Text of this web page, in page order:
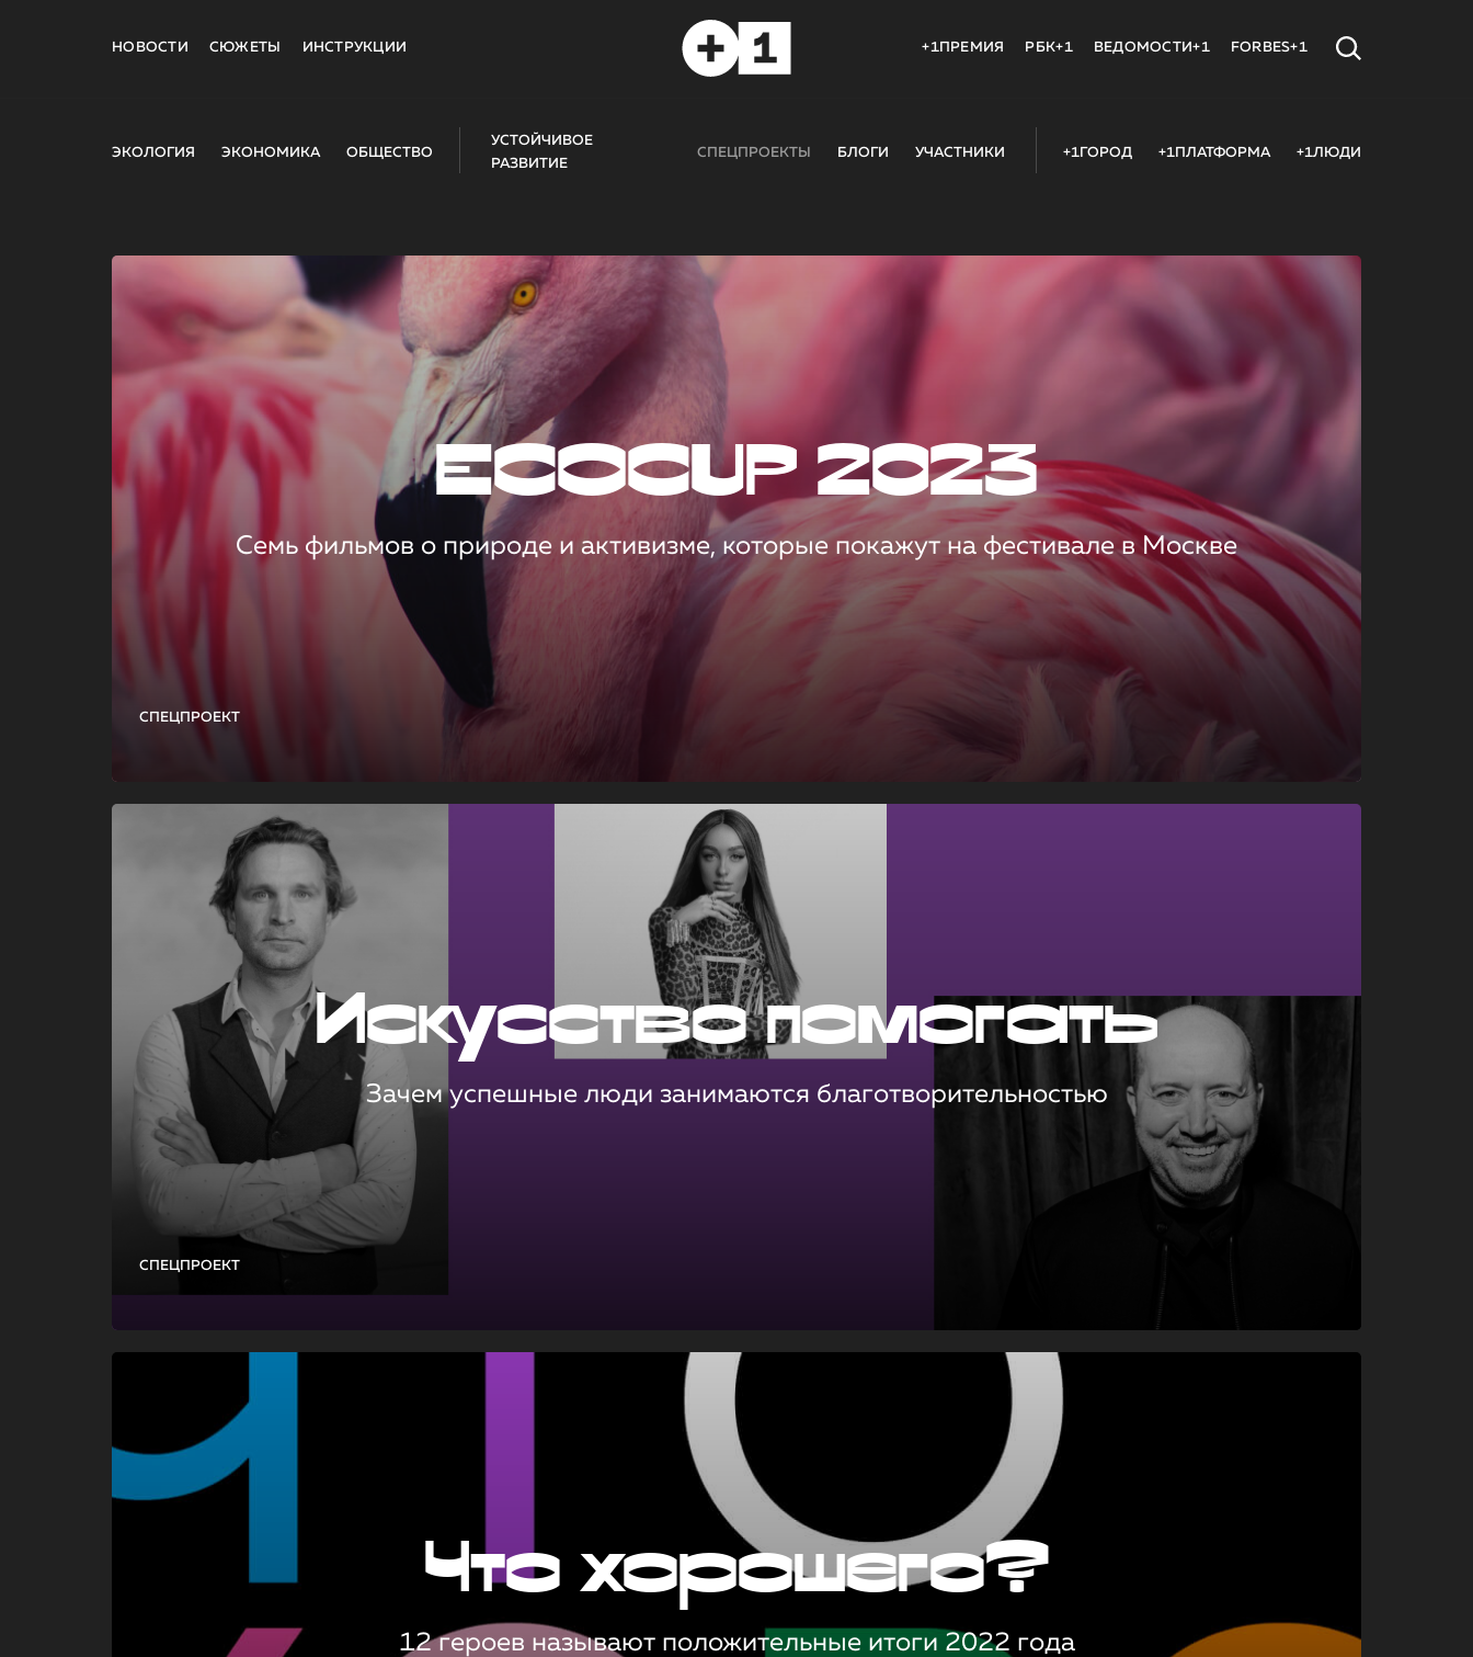
НОВОСТИ СЮЖЕТЫ ИНСТРУКЦИИ +1ПРЕМИЯ РБК+1 ВЕДОМОСТИ+1 FORBES+1
ЭКОЛОГИЯ ЭКОНОМИКА ОБЩЕСТВО
УСТОЙЧИВОЕ
РАЗВИТИЕ
СПЕЦПРОЕКТЫ БЛОГИ УЧАСТНИКИ +1ГОРОД +1ПЛАТФОРМА +1ЛЮДИ
СПЕЦПРОЕКТ
ECOCUP 2023
Семь фильмов о природе и активизме, которые покажут на фестивале в Москве
СПЕЦПРОЕКТ
Искусство помогать
Зачем успешные люди занимаются благотворительностью
Что хорошего?
12 героев называют положительные итоги 2022 года